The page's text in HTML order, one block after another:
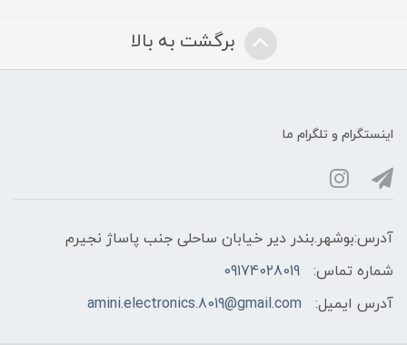
برگشت به بالا
اینستگرام و تلگرام ما
آدرس:بوشهر.بندر دیر خیابان ساحلی جنب پاساژ نجیرم
شماره تماس:
09174028019
آدرس ایمیل:
amini.electronics.8019@gmail.com